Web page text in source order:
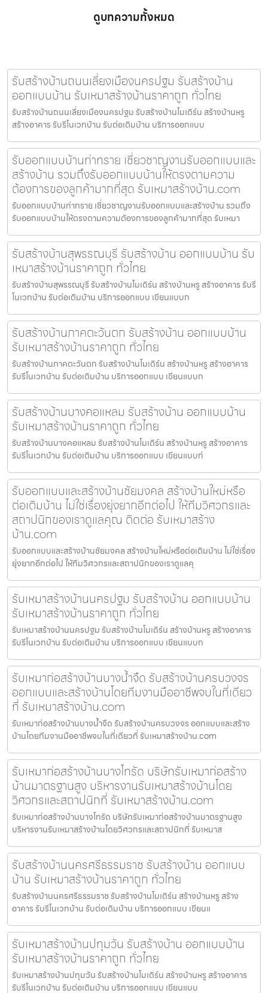
ดูบทความทั้งหมด
รับสร้างบ้านถนนเลี่ยงเมืองนครปฐม รับสร้างบ้าน
ออกแบบบ้าน รับเหมาสร้างบ้านราคาถูก ทั่วไทย
รับสร้างบ้านถนนเลี่ยงเมืองนครปฐม รับสร้างบ้านโมเดิร์น สร้างบ้านหรู
สร้างอาคาร รับรีโนเวทบ้าน รับต่อเติมบ้าน บริการออกแบบ
รับออกแบบบ้านท่าทราย เชี่ยวชาญงานรับออกแบบและ
สร้างบ้าน รวมถึงรับออกแบบบ้านให้ตรงตามความ
ต้องการของลูกค้ามากที่สุด รับเหมาสร้างบ้าน.com
รับออกแบบบ้านท่าทราย เชี่ยวชาญงานรับออกแบบและสร้างบ้าน รวมถึง
รับออกแบบบ้านให้ตรงตามความต้องการของลูกค้ามากที่สุด รับเหมา
รับสร้างบ้านสุพรรณบุรี รับสร้างบ้าน ออกแบบบ้าน รับ
เหมาสร้างบ้านราคาถูก ทั่วไทย
รับสร้างบ้านสุพรรณบุรี รับสร้างบ้านโมเดิร์น สร้างบ้านหรู สร้างอาคาร รับรี
โนเวทบ้าน รับต่อเติมบ้าน บริการออกแบบ เขียนแบบก
รับสร้างบ้านภาคตะวันตก รับสร้างบ้าน ออกแบบบ้าน
รับเหมาสร้างบ้านราคาถูก ทั่วไทย
รับสร้างบ้านภาคตะวันตก รับสร้างบ้านโมเดิร์น สร้างบ้านหรู สร้างอาคาร
รับรีโนเวทบ้าน รับต่อเติมบ้าน บริการออกแบบ เขียนแบบก
รับสร้างบ้านบางคอแหลม รับสร้างบ้าน ออกแบบบ้าน
รับเหมาสร้างบ้านราคาถูก ทั่วไทย
รับสร้างบ้านบางคอแหลม รับสร้างบ้านโมเดิร์น สร้างบ้านหรู สร้างอาคาร
รับรีโนเวทบ้าน รับต่อเติมบ้าน บริการออกแบบ เขียนแบบก่
รับออกแบบและสร้างบ้านชัยมงคล สร้างบ้านใหม่หรือ
ต่อเติมบ้าน ไม่ใช่เรื่องยุ่งยากอีกต่อไป ให้ทีมวิศวกรและ
สถาปนิกของเราดูแลคุณ ติดต่อ รับเหมาสร้าง
บ้าน.com
รับออกแบบและสร้างบ้านชัยมงคล สร้างบ้านใหม่หรือต่อเติมบ้าน ไม่ใช่เรื่อง
ยุ่งยากอีกต่อไป ให้ทีมวิศวกรและสถาปนิกของเราดูแลคุ
รับเหมาสร้างบ้านนครปฐม รับสร้างบ้าน ออกแบบบ้าน
รับเหมาสร้างบ้านราคาถูก ทั่วไทย
รับเหมาสร้างบ้านนครปฐม รับสร้างบ้านโมเดิร์น สร้างบ้านหรู สร้างอาคาร
รับรีโนเวทบ้าน รับต่อเติมบ้าน บริการออกแบบ เขียนแบบก
รับเหมาก่อสร้างบ้านบางน้ำจืด รับสร้างบ้านครบวงจร
ออกแบบและสร้างบ้านโดยทีมงานมืออาชีพจบในที่เดียว
ที่ รับเหมาสร้างบ้าน.com
รับเหมาก่อสร้างบ้านบางน้ำจืด รับสร้างบ้านครบวงจร ออกแบบและสร้าง
บ้านโดยทีมงานมืออาชีพจบในที่เดียวที่ รับเหมาสร้างบ้าน.com
รับเหมาก่อสร้างบ้านบางโทรัด บริษัทรับเหมาก่อสร้าง
บ้านมาตรฐานสูง บริหารงานรับเหมาสร้างบ้านโดย
วิศวกรและสถาปนิกที่ รับเหมาสร้างบ้าน.com
รับเหมาก่อสร้างบ้านบางโทรัด บริษัทรับเหมาก่อสร้างบ้านมาตรฐานสูง
บริหารงานรับเหมาสร้างบ้านโดยวิศวกรและสถาปนิกที่ รับเหมาส
รับสร้างบ้านนครศรีธรรมราช รับสร้างบ้าน ออกแบบ
บ้าน รับเหมาสร้างบ้านราคาถูก ทั่วไทย
รับสร้างบ้านนครศรีธรรมราช รับสร้างบ้านโมเดิร์น สร้างบ้านหรู สร้าง
อาคาร รับรีโนเวทบ้าน รับต่อเติมบ้าน บริการออกแบบ เขียนแ
รับเหมาสร้างบ้านปทุมวัน รับสร้างบ้าน ออกแบบบ้าน
รับเหมาสร้างบ้านราคาถูก ทั่วไทย
รับเหมาสร้างบ้านปทุมวัน รับสร้างบ้านโมเดิร์น สร้างบ้านหรู สร้างอาคาร
รับรีโนเวทบ้าน รับต่อเติมบ้าน บริการออกแบบ เขียนแบบ